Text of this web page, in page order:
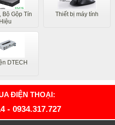
Bộ Gộp Tín
Hiệu
Thiết bị máy tính
DTECH
ĐIỆN THOẠI:
- 0934.317.727